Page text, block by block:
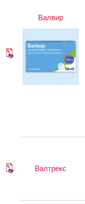
Валвир
Валтрекс